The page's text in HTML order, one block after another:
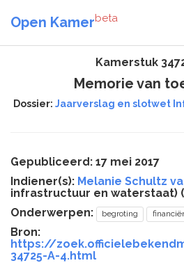
Open Kamerbeta
Kamerstuk
Memorie van
Dossier: Jaarverslag en slotwet
Gepubliceerd: 17 mei 2017
Indiener(s): Melanie Schultz
infrastructuur en waterstaat) (
Onderwerpen:
begroting
Bron:
https://
34725-A-4.html